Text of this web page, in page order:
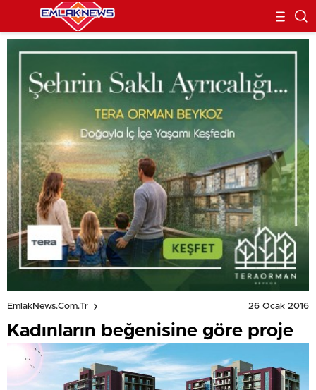
EmlakNews.com.tr 26 Ocak 2016
Kadınların beğenisine göre proje